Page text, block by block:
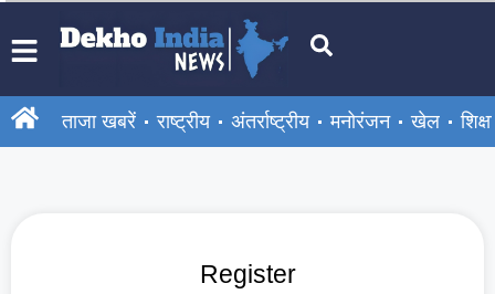
ताजा खबरें राष्ट्रीय अंतर्राष्ट्रीय मनोरंजन खेल शिक्षा
Register